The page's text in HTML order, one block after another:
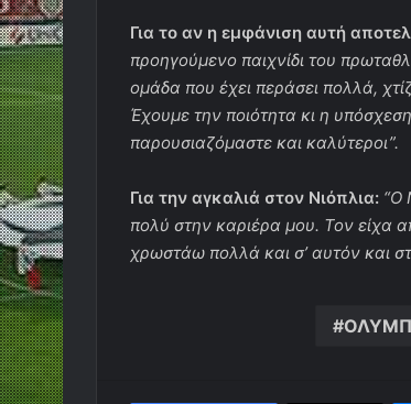
Για το αν η εμφάνιση αυτή
προηγούμενο παιχνίδι του
ομάδα που έχει περάσει πολλά,
Έχουμε την ποιότητα κι η
παρουσιαζόμαστε και καλύτεροι”.
Για την αγκαλιά στον Νιόπλια: “Ο
πολύ στην καριέρα μου. Τον είχα
χρωστάω πολλά και σ’ αυτόν και